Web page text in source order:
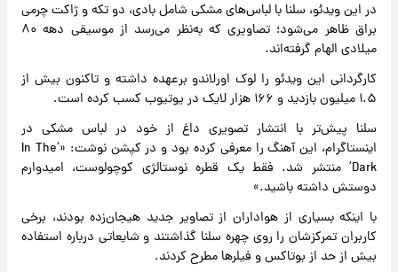
در این ویدئو، سلنا با لباس‌های مشکی شامل بادی، دو تکه و ژاکت چرمی
براق ظاهر می‌شود؛ تصاویری که به‌نظر می‌رسد از موسیقی دهه ۸۰
میلادی الهام گرفته‌اند.
کارگردانی این ویدئو را لوک اورلاندو برعهده داشته و تاکنون بیش از
۱.۵ میلیون بازدید و ۱۶۶ هزار لایک در یوتیوب کسب کرده است.
سلنا پیش‌تر با انتشار تصویری داغ از خود در لباس مشکی در
اینستاگرام، این آهنگ را معرفی کرده بود و در کپشن نوشت: «‘In The
Dark’ منتشر شد. فقط یک قطره نوستالژی کوچولوست، امیدوارم
دوستش داشته باشید.»
با اینکه بسیاری از هواداران از تصاویر جدید هیجان‌زده بودند، برخی
کاربران تمرکزشان را روی چهره سلنا گذاشتند و شایعاتی درباره استفاده
بیش از حد از بوتاکس و فیلرها مطرح کردند.